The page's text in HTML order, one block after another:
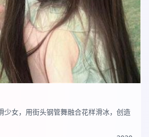
少女，用街头钢管舞融合花样滑冰，创造